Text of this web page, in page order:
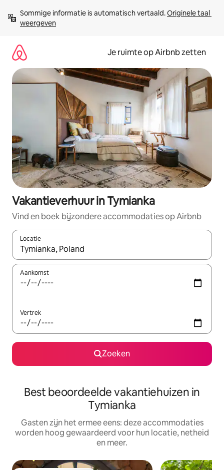
direct
naar
Sommige informatie is automatisch vertaald. Originele taal
weergeven
Je ruimte op Airbnb zetten
Vakantieverhuur in Tymianka
Vind en boek bijzondere accommodaties op Airbnb
Locatie
Wanneer er suggesties beschikbaar zijn, maak je een keuze
Aankomst
Vertrek
Zoeken
Best beoordeelde vakantiehuizen in
Tymianka
Gasten zijn het ermee eens: deze accommodaties
worden hoog gewaardeerd voor hun locatie, netheid
en meer.